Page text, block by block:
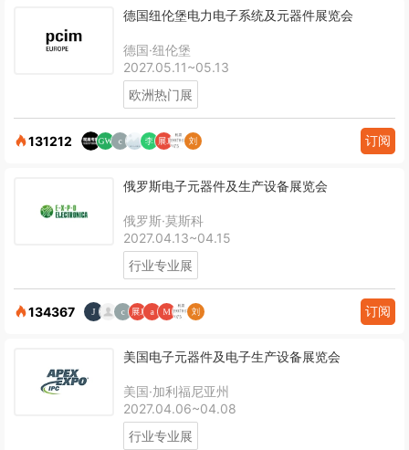
德国纽伦堡电力电子系统及元器件展览会
德国·纽伦堡
2027.05.11~05.13
欧洲热门展
131212 订阅
俄罗斯电子元器件及生产设备展览会
俄罗斯·莫斯科
2027.04.13~04.15
行业专业展
134367 订阅
美国电子元器件及电子生产设备展览会
美国·加利福尼亚州
2027.04.06~04.08
行业专业展